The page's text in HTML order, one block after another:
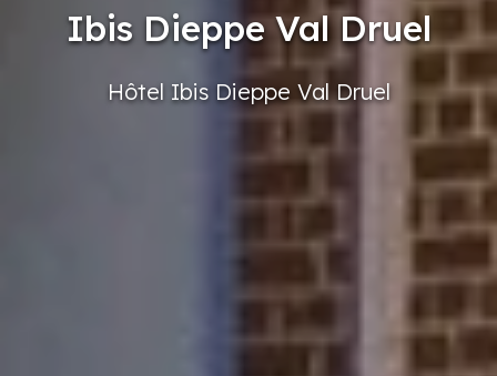
Ibis Dieppe Val Druel
Hôtel Ibis Dieppe Val Druel